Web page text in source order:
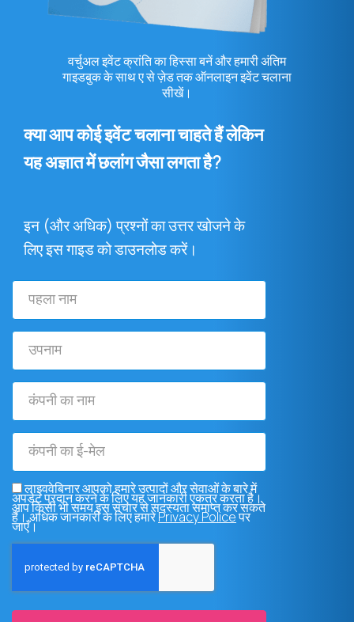
वर्चुअल इवेंट क्रांति का हिस्सा बनें और हमारी अंतिम
गाइडबुक के साथ ए से ज़ेड तक ऑनलाइन इवेंट चलाना
सीखें।
क्या आप कोई इवेंट चलाना चाहते हैं लेकिन
यह अज्ञात में छलांग जैसा लगता है?
इन (और अधिक) प्रश्नों का उत्तर खोजने के
लिए इस गाइड को डाउनलोड करें।
पहला
नाम
उपनाम
कंपनी
का
नामकंपनी
का
ई-
मेल
लाइववेबिनार आपको हमारे उत्पादों और सेवाओं के बारे में
अपडेट प्रदान करने के लिए यह जानकारी एकत्र करता है।
आप किसी भी समय इस संचार से सदस्यता समाप्त कर सकते
हैं। अधिक जानकारी के लिए हमारेPrivacy Policeपर
जाएँ।